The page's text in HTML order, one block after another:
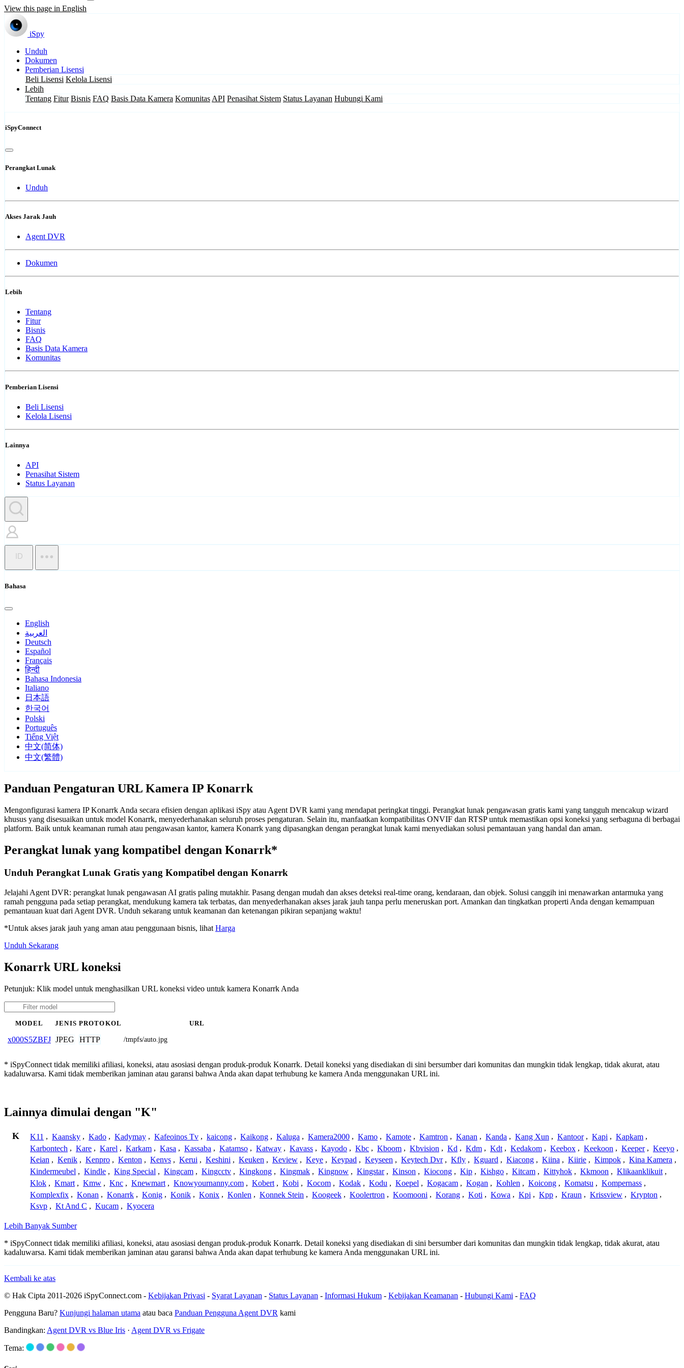
View this page in English
iSpy
Unduh
Dokumen
Pemberian Lisensi
Beli Lisensi Kelola Lisensi
Lebih
Tentang Fitur Bisnis FAQ Basis Data Kamera Komunitas API Penasihat Sistem Status Layanan Hubungi Kami
iSpyConnect
Perangkat Lunak
Unduh
Akses Jarak Jauh
Agent DVR
Dokumen
Lebih
Tentang
Fitur
Bisnis
FAQ
Basis Data Kamera
Komunitas
Pemberian Lisensi
Beli Lisensi
Kelola Lisensi
Lainnya
API
Penasihat Sistem
Status Layanan
ID
Bahasa
English
العربية
Deutsch
Español
Français
हिन्दी
Bahasa Indonesia
Italiano
日本語
한국어
Polski
Português
Tiếng Việt
中文(简体)
中文(繁體)
Panduan Pengaturan URL Kamera IP Konarrk
Mengonfigurasi kamera IP Konarrk Anda secara efisien dengan aplikasi iSpy atau Agent DVR kami yang mendapat peringkat tinggi. Perangkat lunak pengawasan gratis kami yang tangguh mencakup wizard
khusus yang disesuaikan untuk model Konarrk, menyederhanakan seluruh proses pengaturan. Selain itu, manfaatkan kompatibilitas ONVIF dan RTSP untuk memastikan opsi koneksi yang serbaguna di berbagai
platform. Baik untuk keamanan rumah atau pengawasan kantor, kamera Konarrk yang dipasangkan dengan perangkat lunak kami menyediakan solusi pemantauan yang handal dan aman.
Perangkat lunak yang kompatibel dengan Konarrk*
Unduh Perangkat Lunak Gratis yang Kompatibel dengan Konarrk
Jelajahi Agent DVR: perangkat lunak pengawasan AI gratis paling mutakhir. Pasang dengan mudah dan akses deteksi real-time orang, kendaraan, dan objek. Solusi canggih ini menawarkan antarmuka yang
ramah pengguna pada setiap perangkat, mendukung kamera tak terbatas, dan menyederhanakan akses jarak jauh tanpa perlu meneruskan port. Amankan dan tingkatkan properti Anda dengan kemampuan
pemantauan kuat dari Agent DVR. Unduh sekarang untuk keamanan dan ketenangan pikiran sepanjang waktu!
*Untuk akses jarak jauh yang aman atau penggunaan bisnis, lihat Harga
Unduh Sekarang
Konarrk URL koneksi
Petunjuk: Klik model untuk menghasilkan URL koneksi video untuk kamera Konarrk Anda
MODEL JENIS PROTOKOL URL
x000S5ZBFJ JPEG HTTP /tmpfs/auto.jpg
* iSpyConnect tidak memiliki afiliasi, koneksi, atau asosiasi dengan produk-produk Konarrk. Detail koneksi yang disediakan di sini bersumber dari komunitas dan mungkin tidak lengkap, tidak akurat, atau
kadaluwarsa. Kami tidak memberikan jaminan atau garansi bahwa Anda akan dapat terhubung ke kamera Anda menggunakan URL ini.
Lainnya dimulai dengan "K"
K K11 , Kaansky , Kado , Kadymay , Kafeoinos Tv , kaicong , Kaikong , Kaluga , Kamera2000 , Kamo , Kamote , Kamtron , Kanan , Kanda , Kang Xun , Kantoor , Kapi , Kapkam ,
Karbontech , Kare , Karel , Karkam , Kasa , Kassaba , Katamso , Katway , Kavass , Kayodo , Kbc , Kboom , Kbvision , Kd , Kdm , Kdt , Kedakom , Keebox , Keekoon , Keeper , Keeyo ,
Keian , Kenik , Kenpro , Kenton , Kenvs , Kerui , Keshini , Keuken , Keview , Keye , Keypad , Keyseen , Keytech Dvr , Kfly , Kguard , Kiacong , Kiina , Kiirie , Kimpok , Kina Kamera ,
Kindermeubel , Kindle , King Special , Kingcam , Kingcctv , Kingkong , Kingmak , Kingnow , Kingstar , Kinson , Kiocong , Kip , Kishgo , Kitcam , Kittyhok , Kkmoon , Klikaanklikuit ,
Klok , Kmart , Kmw , Knc , Knewmart , Knowyournanny.com , Kobert , Kobi , Kocom , Kodak , Kodu , Koepel , Kogacam , Kogan , Kohlen , Koicong , Komatsu , Kompernass ,
Komplexfix , Konan , Konarrk , Konig , Konik , Konix , Konlen , Konnek Stein , Koogeek , Koolertron , Koomooni , Korang , Koti , Kowa , Kpi , Kpp , Kraun , Krissview , Krypton ,
Ksvp , Kt And C , Kucam , Kyocera
Lebih Banyak Sumber
* iSpyConnect tidak memiliki afiliasi, koneksi, atau asosiasi dengan produk-produk Konarrk. Detail koneksi yang disediakan di sini bersumber dari komunitas dan mungkin tidak lengkap, tidak akurat, atau
kadaluwarsa. Kami tidak memberikan jaminan atau garansi bahwa Anda akan dapat terhubung ke kamera Anda menggunakan URL ini.
Kembali ke atas
© Hak Cipta 2011-2026 iSpyConnect.com - Kebijakan Privasi - Syarat Layanan - Status Layanan - Informasi Hukum - Kebijakan Keamanan - Hubungi Kami - FAQ
Pengguna Baru? Kunjungi halaman utama atau baca Panduan Pengguna Agent DVR kami
Bandingkan: Agent DVR vs Blue Iris · Agent DVR vs Frigate
Tema: